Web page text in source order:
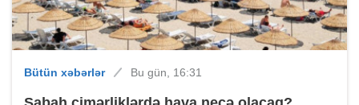
Bütün xəbərlər Bu gün, 16:31